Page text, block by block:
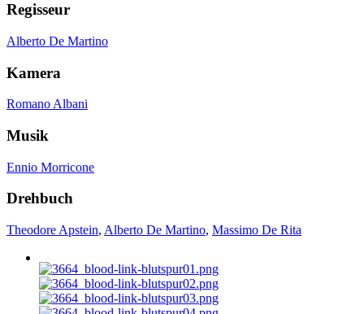
Regisseur
Alberto De Martino
Kamera
Romano Albani
Musik
Ennio Morricone
Drehbuch
Theodore Apstein, Alberto De Martino, Massimo De Rita